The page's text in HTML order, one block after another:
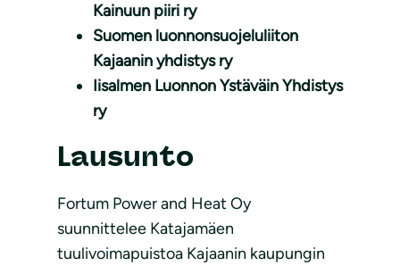
Kainuun piiri ry
Suomen luonnonsuojeluliiton
Kajaanin yhdistys ry
Iisalmen Luonnon Ystäväin Yhdistys
ry
Lausunto
Fortum Power and Heat Oy
suunnittelee Katajamäen
tuulivoimapuistoa Kajaanin kaupungin